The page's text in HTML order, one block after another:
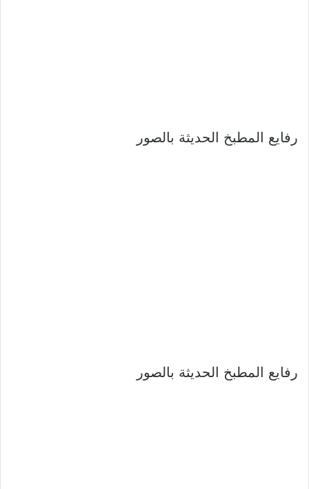
رفايع المطبخ الحديثة بالصور
رفايع المطبخ الحديثة بالصور